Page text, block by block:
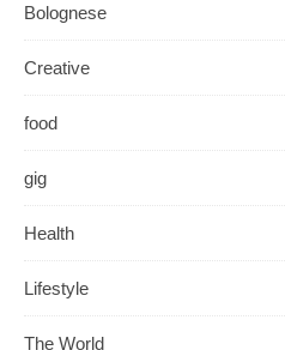
Bolognese
Creative
food
gig
Health
Lifestyle
The World